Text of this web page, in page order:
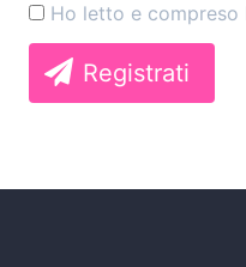
Ho letto e compreso
Registrati